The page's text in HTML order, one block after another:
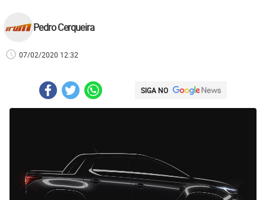
Pedro Cerqueira
07/02/2020 12:32
SIGA NO